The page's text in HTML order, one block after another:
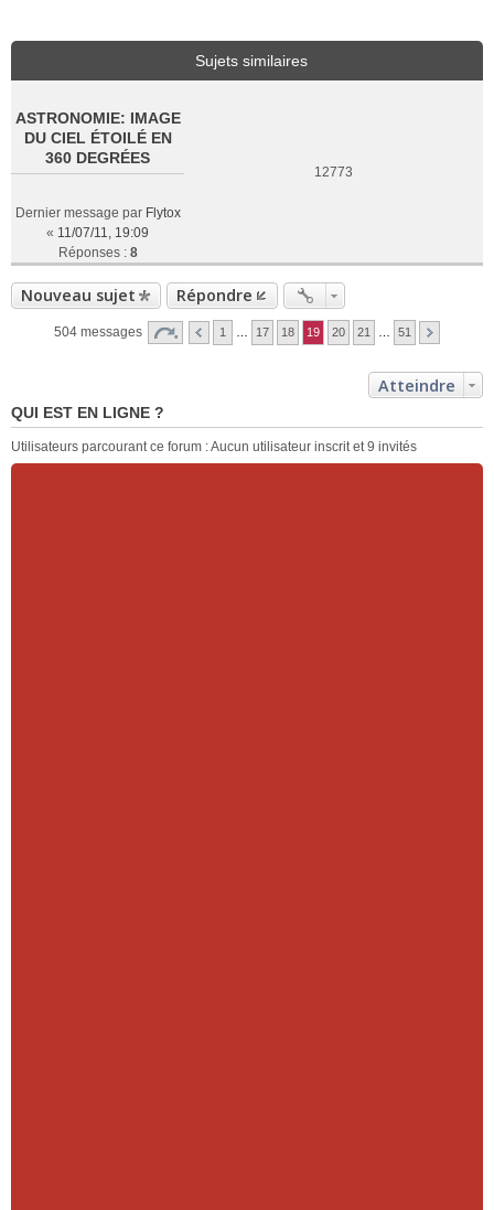
Sujets similaires
ASTRONOMIE: IMAGE
DU CIEL ÉTOILÉ EN
360 DEGRÉES
Dernier message par Flytox
« 11/07/11, 19:09
Réponses : 8
12773
Nouveau sujet Répondre
504 messages 1 17 18 19 20 21 51
Atteindre
QUI EST EN LIGNE ?
Utilisateurs parcourant ce forum : Aucun utilisateur inscrit et 9 invités